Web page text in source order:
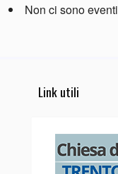
Non ci sono eventi
Link utili